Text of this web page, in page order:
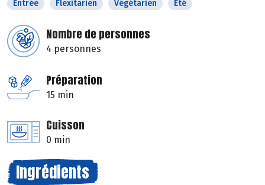
Entrée Flexitarien Végétarien Eté
Nombre de personnes
4 personnes
Préparation
15 min
Cuisson
0 min
Ingrédients